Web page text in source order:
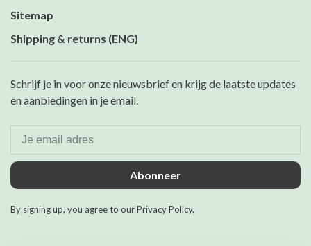
Sitemap
Shipping & returns (ENG)
Schrijf je in voor onze nieuwsbrief en krijg de laatste updates
en aanbiedingen in je email.
Abonneer
By signing up, you agree to our Privacy Policy.